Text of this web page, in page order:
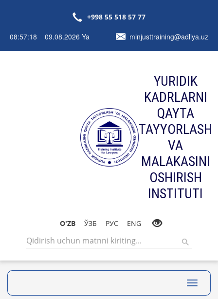
+998 55 518 57 77
08:57:18 09.08.2026 Ya minjusttraining@adliya.uz
YURIDIK
KADRLARNI
QAYTA
TAYYORLASH
VA
MALAKASINI
OSHIRISH
INSTITUTI
O'ZB ЎЗБ РУС ENG
Toggle